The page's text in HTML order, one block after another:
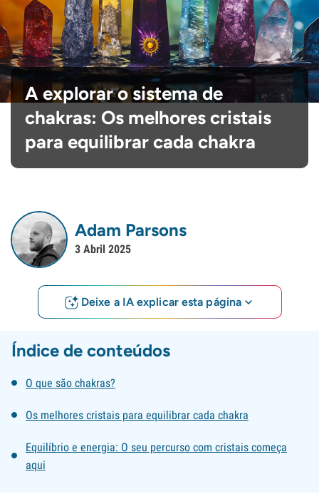
A explorar o sistema de
chakras: Os melhores cristais
para equilibrar cada chakra
Adam Parsons
3 Abril 2025
Deixe a IA explicar esta página
Índice de conteúdos
O que são chakras?
Os melhores cristais para equilibrar cada chakra
Equilíbrio e energia: O seu percurso com cristais começa
aqui